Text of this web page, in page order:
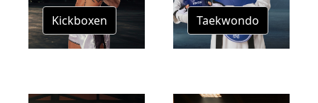
Kickboxen Taekwondo